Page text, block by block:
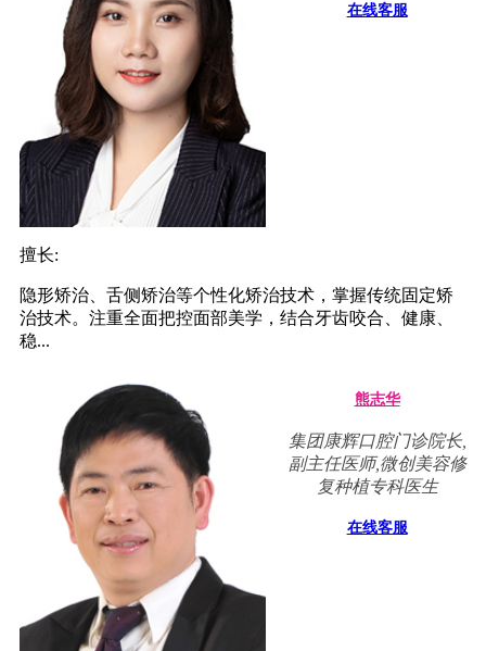
在线客服
擅长:
隐形矫治、舌侧矫治等个性化矫治技术，掌握传统固定矫
治技术。注重全面把控面部美学，结合牙齿咬合、健康、
稳...
熊志华
集团康辉口腔门诊院长,
副主任医师,微创美容修
复种植专科医生
在线客服